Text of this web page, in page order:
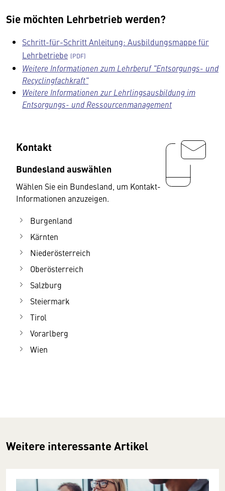
Sie möchten Lehrbetrieb werden?
Schritt-für-Schritt Anleitung: Ausbildungsmappe für
Lehrbetriebe
Weitere Informationen zum Lehrberuf "Entsorgungs- und
Recyclingfachkraft"
Weitere Informationen zur Lehrlingsausbildung im
Entsorgungs- und Ressourcenmanagement
Kontakt
Bundesland auswählen
Wählen Sie ein Bundesland, um Kontakt-
Informationen anzuzeigen.
Burgenland
Kärnten
Niederösterreich
Oberösterreich
Salzburg
Steiermark
Tirol
Vorarlberg
Wien
Weitere interessante Artikel